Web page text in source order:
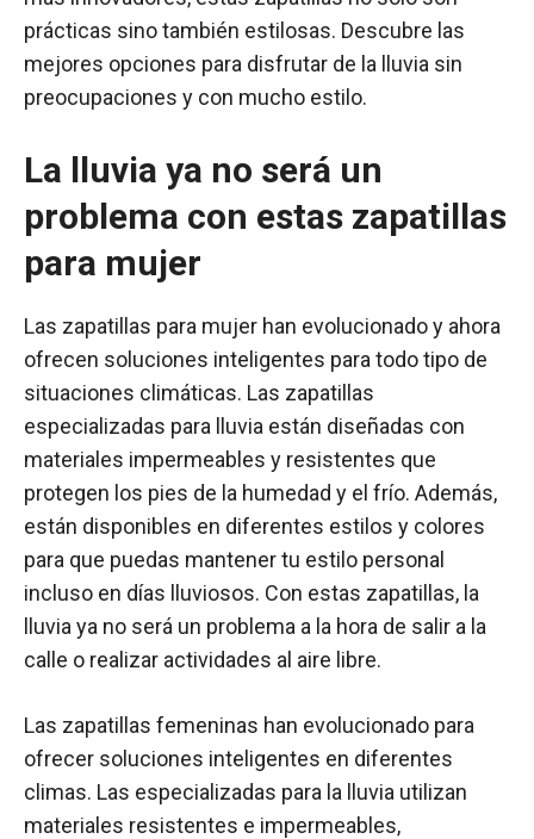
prácticas sino también estilosas. Descubre las
mejores opciones para disfrutar de la lluvia sin
preocupaciones y con mucho estilo.
La lluvia ya no será un
problema con estas zapatillas
para mujer
Las zapatillas para mujer han evolucionado y ahora
ofrecen soluciones inteligentes para todo tipo de
situaciones climáticas. Las zapatillas
especializadas para lluvia están diseñadas con
materiales impermeables y resistentes que
protegen los pies de la humedad y el frío. Además,
están disponibles en diferentes estilos y colores
para que puedas mantener tu estilo personal
incluso en días lluviosos. Con estas zapatillas, la
lluvia ya no será un problema a la hora de salir a la
calle o realizar actividades al aire libre.
Las zapatillas femeninas han evolucionado para
ofrecer soluciones inteligentes en diferentes
climas. Las especializadas para la lluvia utilizan
materiales resistentes e impermeables,